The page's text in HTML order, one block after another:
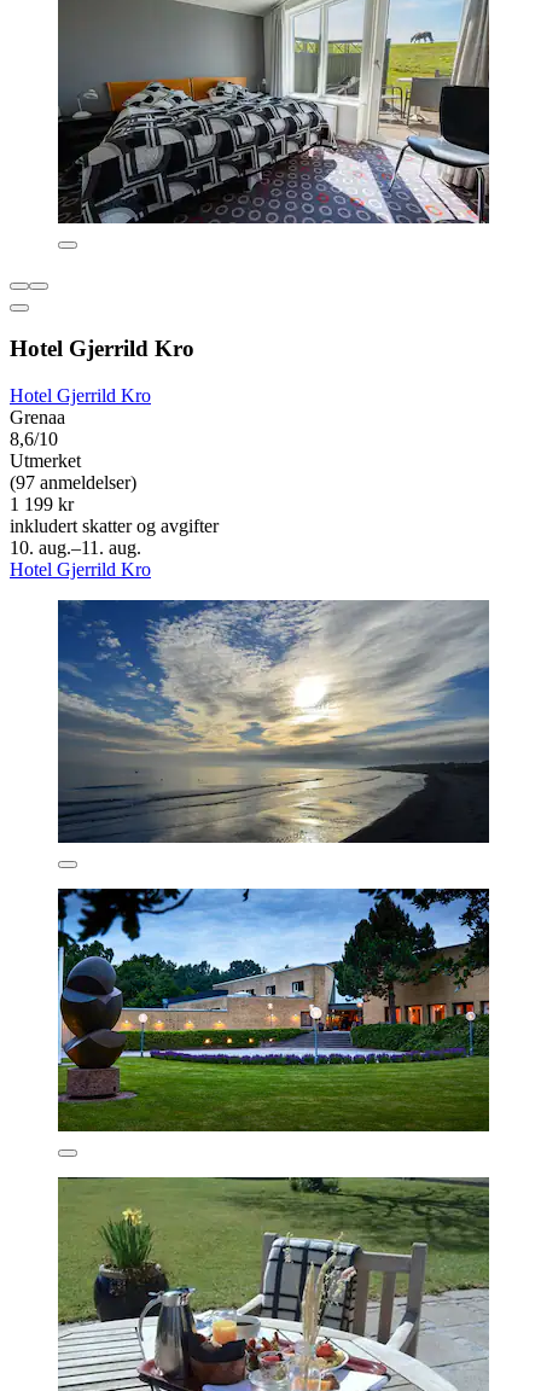
Hotel Gjerrild Kro
Hotel Gjerrild Kro
Grenaa
8,6/10
Utmerket
(97 anmeldelser)
1 199 kr
inkludert skatter og avgifter
10. aug.–11. aug.
Hotel Gjerrild Kro